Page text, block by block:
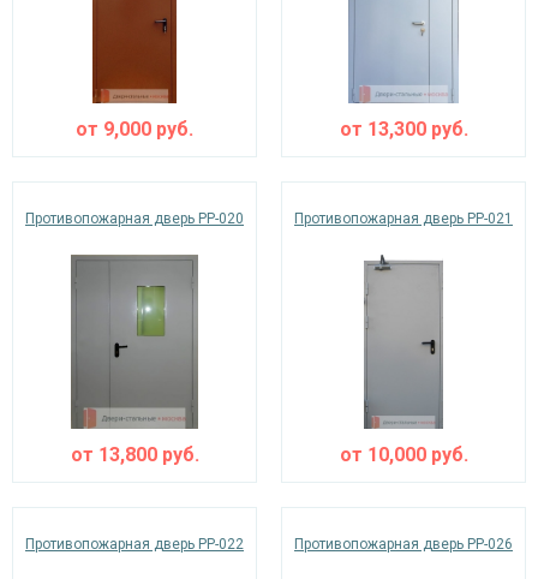
от 9,000 руб. от 13,300руб.
Противопожарная дверь PP-020
от 13,800руб.
Противопожарная дверь PP-021
от 10,000руб.
Противопожарная дверь PP-022 Противопожарная дверь PP-026